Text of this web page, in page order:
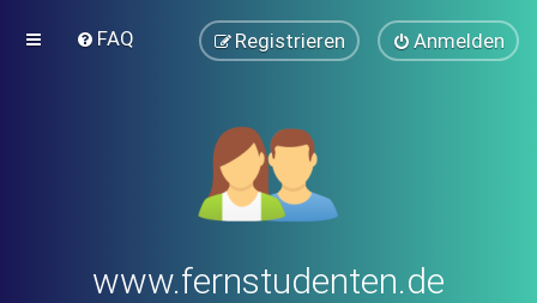
FAQ Anmelden
Registrieren
www.fernstudenten.de